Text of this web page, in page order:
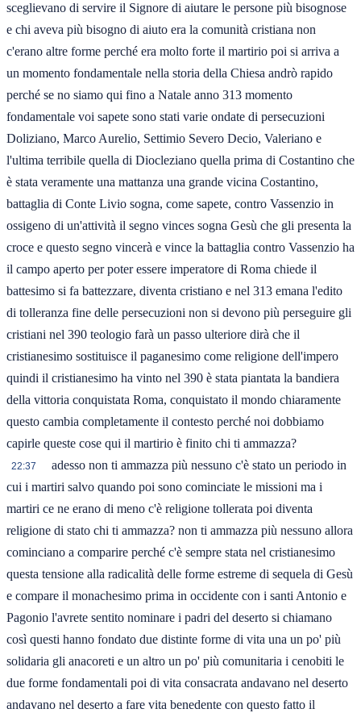
sceglievano di servire il Signore di aiutare le persone più bisognose
e chi aveva più bisogno di aiuto era la comunità cristiana non
c'erano altre forme perché era molto forte il martirio poi si arriva a
un momento fondamentale nella storia della Chiesa andrò rapido
perché se no siamo qui fino a Natale anno 313 momento
fondamentale voi sapete sono stati varie ondate di persecuzioni
Doliziano, Marco Aurelio, Settimio Severo Decio, Valeriano e
l'ultima terribile quella di Diocleziano quella prima di Costantino che
è stata veramente una mattanza una grande vicina Costantino,
battaglia di Conte Livio sogna, come sapete, contro Vassenzio in
ossigeno di un'attività il segno vinces sogna Gesù che gli presenta la
croce e questo segno vincerà e vince la battaglia contro Vassenzio ha
il campo aperto per poter essere imperatore di Roma chiede il
battesimo si fa battezzare, diventa cristiano e nel 313 emana l'edito
di tolleranza fine delle persecuzioni non si devono più perseguire gli
cristiani nel 390 teologio farà un passo ulteriore dirà che il
cristianesimo sostituisce il paganesimo come religione dell'impero
quindi il cristianesimo ha vinto nel 390 è stata piantata la bandiera
della vittoria conquistata Roma, conquistato il mondo chiaramente
questo cambia completamente il contesto perché noi dobbiamo
capirle queste cose qui il martirio è finito chi ti ammazza?
22:37
adesso non ti ammazza più nessuno c'è stato un periodo in
cui i martiri salvo quando poi sono cominciate le missioni ma i
martiri ce ne erano di meno c'è religione tollerata poi diventa
religione di stato chi ti ammazza? non ti ammazza più nessuno allora
cominciano a comparire perché c'è sempre stata nel cristianesimo
questa tensione alla radicalità delle forme estreme di sequela di Gesù
e compare il monachesimo prima in occidente con i santi Antonio e
Pagonio l'avrete sentito nominare i padri del deserto si chiamano
così questi hanno fondato due distinte forme di vita una un po' più
solidaria gli anacoreti e un altro un po' più comunitaria i cenobiti le
due forme fondamentali poi di vita consacrata andavano nel deserto
andavano nel deserto a fare vita benedente con questo fatto il